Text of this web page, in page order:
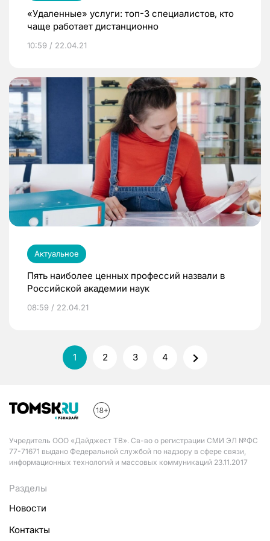
«Удаленные» услуги: топ-3 специалистов, кто
чаще работает дистанционно
10:59 / 22.04.21
Актуальное
Пять наиболее ценных профессий назвали в
Российской академии наук
08:59 / 22.04.21
1 2 3 4
Учредитель ООО «Дайджест ТВ». Св-во о регистрации СМИ ЭЛ №ФС
77-71671 выдано Федеральной службой по надзору в сфере связи,
информационных технологий и массовых коммуникаций 23.11.2017
Разделы
Новости
Контакты